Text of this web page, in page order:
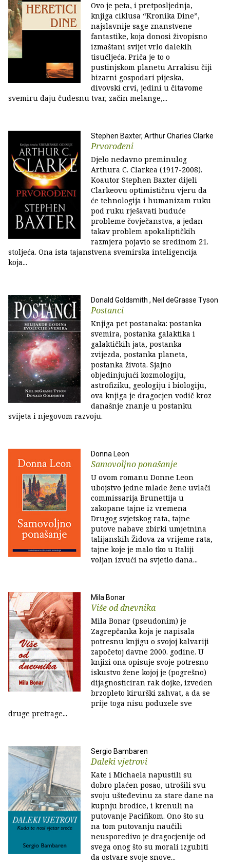
Ovo je peta, i pretposljednja,
knjiga ciklusa “Kronika Dine”,
najslavnije sage znanstvene
fantastike, koja donosi živopisno
izmaštani svijet vrlo dalekih
tisućljeća. Priča je to o
pustinjskom planetu Arrakisu čiji
bizarni gospodari pijeska,
divovski crvi, jedini u čitavome
svemiru daju čudesnu tvar, začin melange,...
Stephen Baxter, Arthur Charles Clarke
Prvorođeni
Djelo nedavno preminulog
Arthura C. Clarkea (1917-2008).
Koautor Stephen Baxter dijeli
Clarkeovu optimističnu vjeru da
će tehnologija i humanizam ruku
pod ruku rješavati buduće
probleme čovječanstva, a jedan
takav problem apokaliptičkih
razmjera pojavio se sredinom 21.
stoljeća. Ona ista tajanstvena svemirska inteligencija
koja...
Donald Goldsmith , Neil deGrasse Tyson
Postanci
Knjiga pet postanaka: postanka
svemira, postanka galaktika i
galaktičkih jata, postanka
zvijezda, postanka planeta,
postanka života. Sjajno
objedinjujući kozmologiju,
astrofiziku, geologiju i biologiju,
ova knjiga je dragocjen vodič kroz
današnje znanje u postanku
svijeta i njegovom razvoju.
Donna Leon
Samovoljno ponašanje
U ovom romanu Donne Leon
ubojstvo jedne mlade žene uvlači
commissarija Brunettija u
zakopane tajne iz vremena
Drugog svjetskog rata, tajne
putove nabave zbirki umjetnina
talijanskih Židova za vrijeme rata,
tajne koje je malo tko u Italiji
voljan izvući na svjetlo dana...
Mila Bonar
Više od dnevnika
Mila Bonar (pseudonim) je
Zagrepčanka koja je napisala
potresnu knjigu o svojoj kalvariji
započetoj davne 2000. godine. U
knjizi ona opisuje svoje potresno
iskustvo žene kojoj je (pogrešno)
dijagnosticiran rak dojke, izveden
brzopleto kirurški zahvat, a da se
prije toga nisu poduzele sve
druge pretrage...
Sergio Bambaren
Daleki vjetrovi
Kate i Michaela napustili su
dobro plaćen posao, utrošili svu
svoju ušteđevinu za stare dane na
kupnju brodice, i krenuli na
putovanje Pacifikom. Ono što su
na tom putovanju naučili
neusporedivo je dragocjenije od
svega onog što su morali izgubiti
da ostvare svoje snove...